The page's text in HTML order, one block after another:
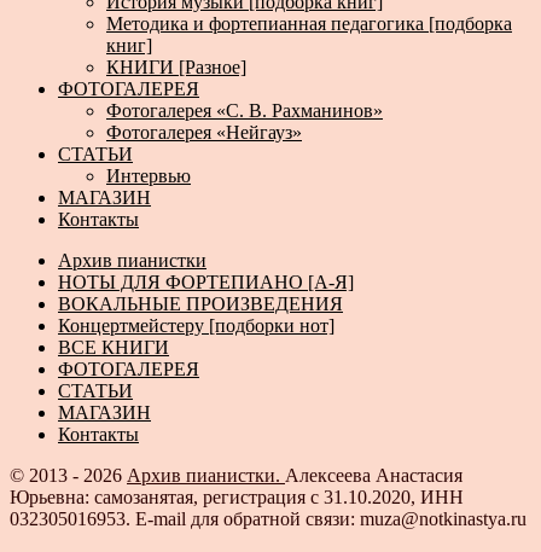
Методика и фортепианная педагогика [подборка
книг]
КНИГИ [Разное]
ФОТОГАЛЕРЕЯ
Фотогалерея «С. В. Рахманинов»
Фотогалерея «Нейгауз»
СТАТЬИ
Интервью
МАГАЗИН
Контакты
Архив пианистки
НОТЫ ДЛЯ ФОРТЕПИАНО [А-Я]
ВОКАЛЬНЫЕ ПРОИЗВЕДЕНИЯ
Концертмейстеру [подборки нот]
ВСЕ КНИГИ
ФОТОГАЛЕРЕЯ
СТАТЬИ
МАГАЗИН
Контакты
© 2013 - 2026 Архив пианистки. Алексеева Анастасия
Юрьевна: самозанятая, регистрация с 31.10.2020, ИНН
032305016953. E-mail для обратной связи: muza@notkinastya.ru